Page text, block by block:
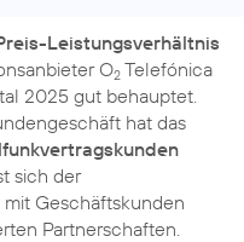
Leistungsverhältnis
O2 Telefónica
2025 gut behauptet.
hat das
sich der
Geschäftskunden
Partnerschaften.